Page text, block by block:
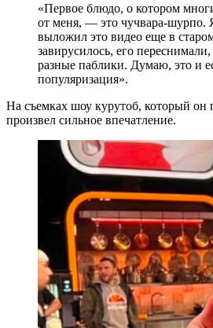
«Первое блюдо, о котором
от меня, — это чучвара-шурпо.
выложил это видео еще в
завирусилось, его
разные паблики. Думаю, это и
популяризация».
На съемках шоу курутоб, который он
произвел сильное впечатление.